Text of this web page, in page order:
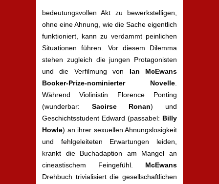
bedeutungsvollen Akt zu bewerkstelligen,
ohne eine Ahnung, wie die Sache eigentlich
funktioniert, kann zu verdammt peinlichen
Situationen führen. Vor diesem Dilemma
stehen zugleich die jungen Protagonisten
und die Verfilmung von Ian McEwans
Booker-Prize-nominierter Novelle
Während Violinistin Florence Ponting
(wunderbar: Saoirse Ronan) und
Geschichtsstudent Edward (passabel: Billy
Howle) an ihrer sexuellen Ahnungslosigkeit
und fehlgeleiteten Erwartungen leiden,
krankt die Buchadaption am Mangel an
cineastischem Feingefühl. McEwans
Drehbuch trivialisiert die gesellschaftlichen